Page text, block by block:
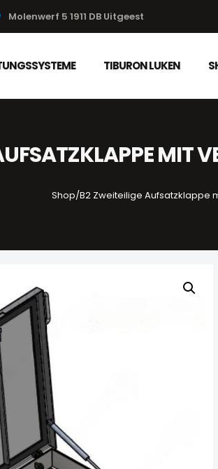
Molenwerf 5 1911 DB Uitgeest
TIBURON LUKEN
MIT
Shop/B2 Zweiteilige Aufsatzklappe